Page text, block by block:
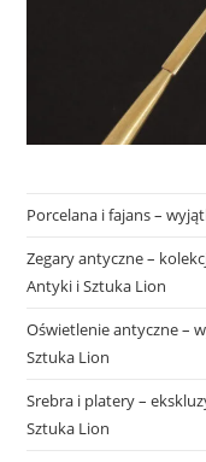
Porcelana i fajans –
Zegary antyczne –
Antyki i Sztuka Lion
Oświetlenie antyczne –
Sztuka Lion
Srebra i platery –
Sztuka Lion